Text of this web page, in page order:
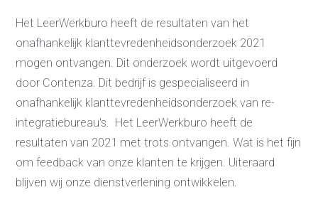
Het LeerWerkburo heeft de resultaten van het
onafhankelijk klanttevredenheidsonderzoek 2021
mogen ontvangen. Dit onderzoek wordt uitgevoerd
door Contenza. Dit bedrijf is gespecialiseerd in
onafhankelijk klanttevredenheidsonderzoek van re-
integratiebureau's. Het LeerWerkburo heeft de
resultaten van 2021 met trots ontvangen. Wat is het fijn
om feedback van onze klanten te krijgen. Uiteraard
blijven wij onze dienstverlening ontwikkelen.